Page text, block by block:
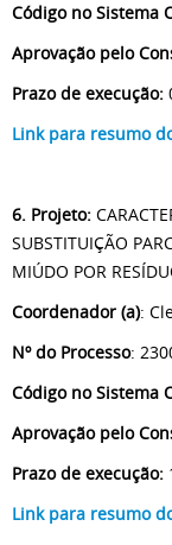
Código no Sistema
Aprovação pelo
Prazo de execução:
Link para resumo
6. Projeto:
SUBSTITUIÇÃO
MIÚDO POR
Coordenador (a):
Nº do Processo:
Código no Sistema
Aprovação pelo
Prazo de execução:
Link para resumo